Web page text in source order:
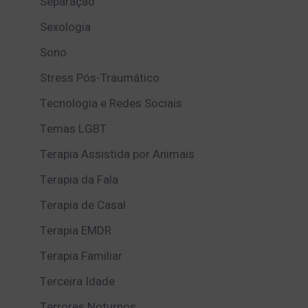
Sexologia
Sono
Stress Pós-Traumático
Tecnologia e Redes Sociais
Temas LGBT
Terapia Assistida por Animais
Terapia da Fala
Terapia de Casal
Terapia EMDR
Terapia Familiar
Terceira Idade